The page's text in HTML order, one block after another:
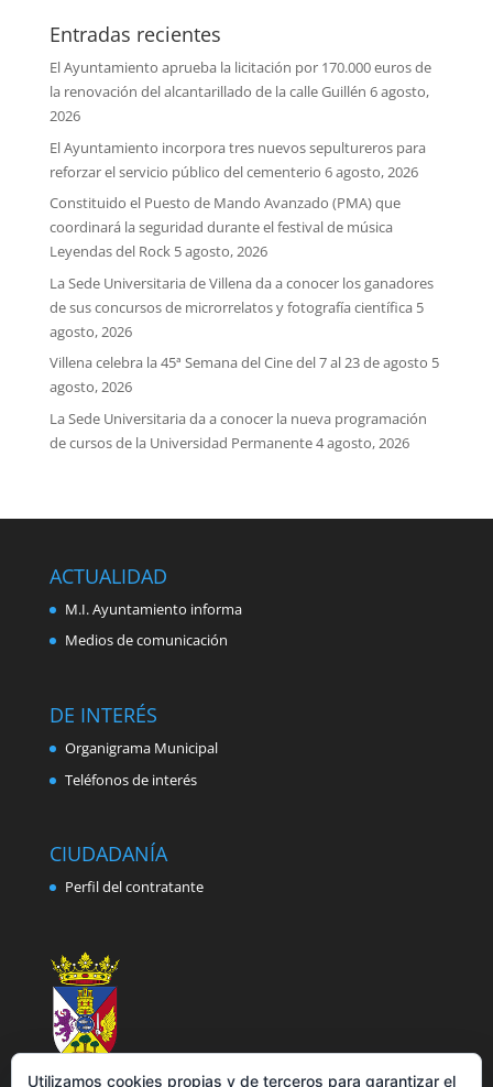
Entradas recientes
El Ayuntamiento aprueba la licitación por 170.000 euros de
la renovación del alcantarillado de la calle Guillén 6 agosto,
2026
El Ayuntamiento incorpora tres nuevos sepultureros para
reforzar el servicio público del cementerio 6 agosto, 2026
Constituido el Puesto de Mando Avanzado (PMA) que
coordinará la seguridad durante el festival de música
Leyendas del Rock 5 agosto, 2026
La Sede Universitaria de Villena da a conocer los ganadores
de sus concursos de microrrelatos y fotografía científica 5
agosto, 2026
Villena celebra la 45ª Semana del Cine del 7 al 23 de agosto 5
agosto, 2026
La Sede Universitaria da a conocer la nueva programación
de cursos de la Universidad Permanente4 agosto, 2026
ACTUALIDAD
M.I. Ayuntamiento informa
Medios de comunicación
DE INTERÉS
Organigrama Municipal
Teléfonos de interés
CIUDADANÍA
Perfil del contratante
Utilizamos cookies propias y de terceros para garantizar el